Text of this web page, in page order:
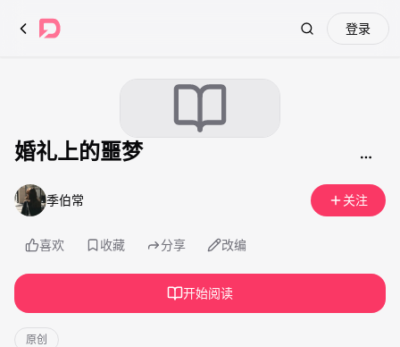
Search登录
婚礼上的噩梦
季伯常 关注
喜欢 收藏 分享 改编
开始阅读
原创